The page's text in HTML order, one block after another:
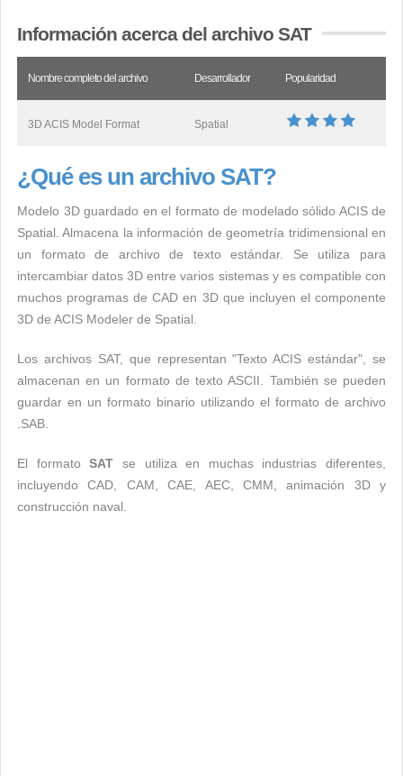
Información acerca del archivo SAT
Nombre completo del archivo Desarrollador Popularidad
3D ACIS Model Format Spatial
¿Qué es un archivo SAT?
Modelo 3D guardado en el formato de modelado sólido ACIS de
Spatial. Almacena la información de geometría tridimensional en
un formato de archivo de texto estándar. Se utiliza para
intercambiar datos 3D entre varios sistemas y es compatible con
muchos programas de CAD en 3D que incluyen el componente
3D de ACIS Modeler de Spatial.
Los archivos SAT, que representan "Texto ACIS estándar", se
almacenan en un formato de texto ASCII. También se pueden
guardar en un formato binario utilizando el formato de archivo
.SAB.
El formatoSAT se utiliza en muchas industrias diferentes,
incluyendo CAD, CAM, CAE, AEC, CMM, animación 3D y
construcción naval.